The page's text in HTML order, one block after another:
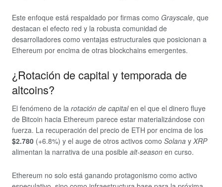
Este enfoque está respaldado por firmas como Grayscale, que
destacan el efecto red y la robusta comunidad de
desarrolladores como ventajas estructurales que posicionan a
Ethereum por encima de otras blockchains emergentes.
¿Rotación de capital y temporada de
altcoins?
El fenómeno de la rotación de capitalen el que el dinero fluye
de Bitcoin hacia Ethereum parece estar materializándose con
fuerza. La recuperación del precio de ETH por encima de los
$2.780 (+6.8%) y el auge de otros activos como Solana y XRP
alimentan la narrativa de una posible alt-season en curso.
Ethereum no solo está ganando protagonismo como activo